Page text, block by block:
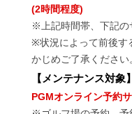
(2時間程度)
※上記時間帯、下記の
※状況によって前後す
かじめご了承ください
【メンテナンス対象】
PGMオンライン予約